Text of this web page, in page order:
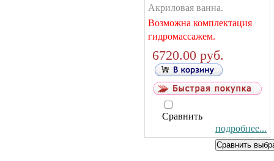
Акриловая ванна.
Возможна комплектация
гидромассажем.
6720.00 руб.
Сравнить
подробнее...